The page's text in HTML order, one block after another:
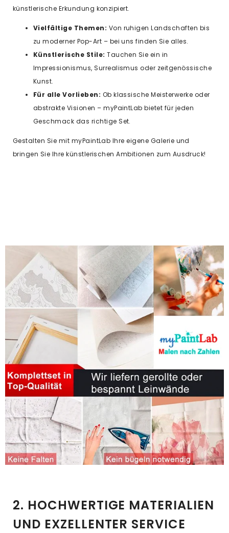
künstlerische Erkundung konzipiert.
Vielfältige Themen: Von ruhigen Landschaften bis
zu moderner Pop-Art – bei uns finden Sie alles.
Künstlerische Stile: Tauchen Sie ein in
Impressionismus, Surrealismus oder zeitgenössische
Kunst.
Für alle Vorlieben: Ob klassische Meisterwerke oder
abstrakte Visionen – myPaintLab bietet für jeden
Geschmack das richtige Set.
Gestalten Sie mit myPaintLab Ihre eigene Galerie und
bringen Sie Ihre künstlerischen Ambitionen zum Ausdruck!
2. HOCHWERTIGE MATERIALIEN
UND EXZELLENTER SERVICE